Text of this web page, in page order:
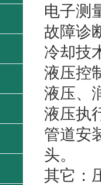
电子测
故障诊
冷却技
液压控
液压、
液压执
管道安
头。
其它：